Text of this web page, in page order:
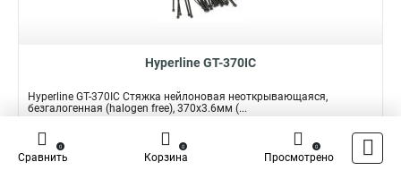
Hyperline GT-370IC
Hyperline GT-370IC Стяжка нейлоновая неоткрывающаяся,
безгалогенная (halogen free), 370x3.6мм (...
Подробнее Сравнить
Наличие:
Сравнить
0
Корзина
0
Просмотрено
0